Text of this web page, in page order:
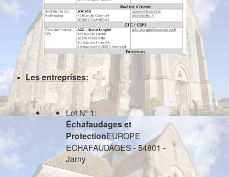
Les entreprises:
Lot N° 1:
Échafaudages et
ProtectionEUROPE
ECHAFAUDAGES - 54801 -
Jarny